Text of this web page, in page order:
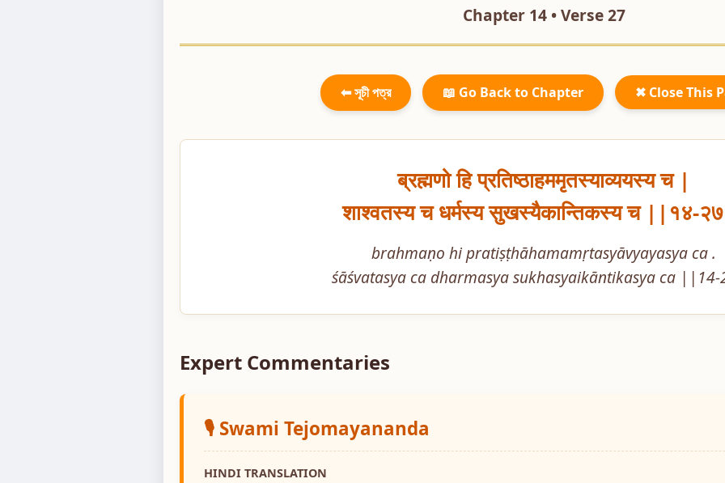
Chapter 14 • Verse 27
⬅ সূচী পত্র 📖 Go Back to Chapter ✖ Close This
ब्रह्मणो हि प्रतिष्ठाहममृतस्याव्ययस्य च |
शाश्वतस्य च धर्मस्य सुखस्यैकान्तिकस्य च ||१४-
brahmaṇo hi pratiṣṭhāhamamṛtasyāvyayasya ca .
śāśvatasya ca dharmasya sukhasyaikāntikasya ca
Expert Commentaries
🎙️ Swami Tejomayananda
HINDI TRANSLATION